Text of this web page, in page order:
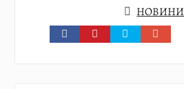
НОВИНИ